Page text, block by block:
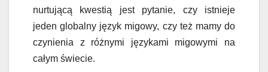
nurtującą kwestią jest pytanie, czy istnieje
jeden globalny język migowy, czy też mamy do
czynienia z różnymi językami migowymi na
całym świecie.